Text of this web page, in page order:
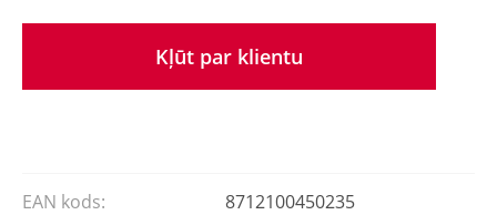
Kļūt par klientu
EAN kods: 8712100450235